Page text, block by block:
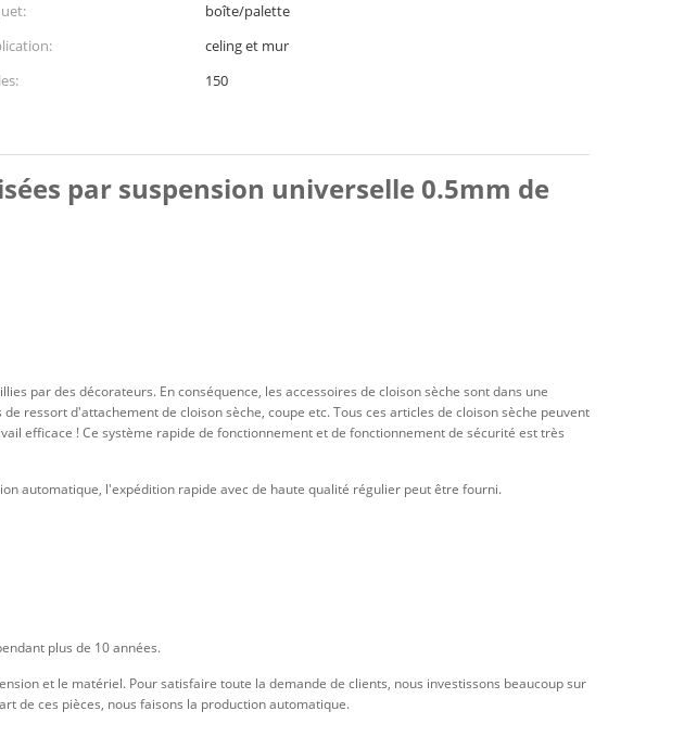
boîte/palette
celing et mur
150
par suspension universelle 0.5mm de
par des décorateurs. En conséquence, les accessoires de cloison sèche sont dans une
ressort d'attachement de cloison sèche, coupe etc. Tous ces articles de cloison sèche peuvent
efficace ! Ce système rapide de fonctionnement et de fonctionnement de sécurité est très
automatique, l'expédition rapide avec de haute qualité régulier peut être fourni.
plus de 10 années.
et le matériel. Pour satisfaire toute la demande de clients, nous investissons beaucoup sur
de ces pièces, nous faisons la production automatique.